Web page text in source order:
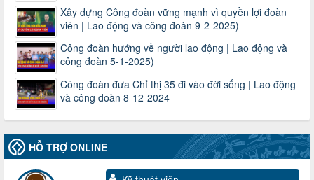
Xây dựng Công đoàn vững mạnh vì quyền lợi đoàn
viên | Lao động và công đoàn 9-2-2025)
Công đoàn hướng về người lao động | Lao động và
công đoàn 5-1-2025)
Công đoàn đưa Chỉ thị 35 đi vào đời sống | Lao động
và công đoàn 8-12-2024
HỖ TRỢ ONLINE